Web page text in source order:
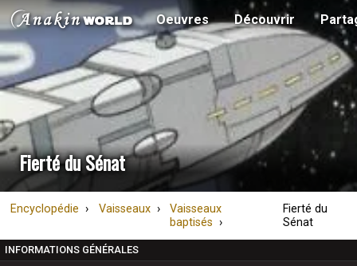
Oeuvres Découvrir
Fierté du Sénat
Encyclopédie Vaisseaux
Vaisseaux
baptisés
Fierté du
Sénat
INFORMATIONS GÉNÉRALES